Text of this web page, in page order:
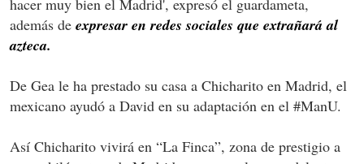
además de expresar en redes sociales que extrañará al
azteca.
De Gea le ha prestado su casa a Chicharito en Madrid, el
mexicano ayudó a David en su adaptación en el #ManU.
Así Chicharito vivirá en “La Finca”, zona de prestigio a